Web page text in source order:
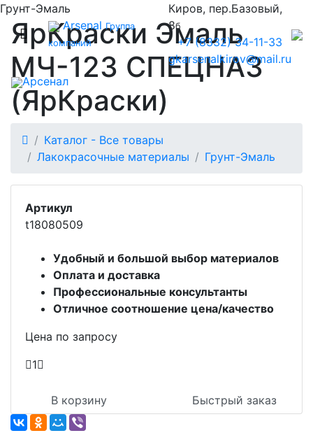
ArsenalГруппа
компаний
Киров, пер.Базовый,
8б
+7 (8332) 34-11-33
gkarsenalkirov@mail.ru
Арсенал
Грунт-Эмаль
ЯрКраски Эмаль
МЧ-123 СПЕЦНАЗ
(ЯрКраски)
Каталог - Все товары
Лакокрасочные материалы
Грунт-Эмаль
Артикул
t18080509
Удобный и большой выбор материалов
Оплата и доставка
Профессиональные консультанты
Отличное соотношение цена/качество
Цена по запросу
1
В корзину Быстрый заказ